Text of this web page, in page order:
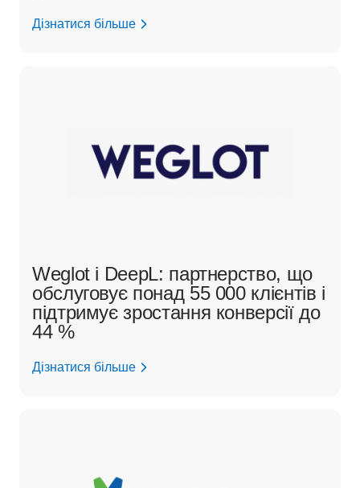
Дізнатися більше
Weglot і DeepL: партнерство, що
обслуговує понад 55 000 клієнтів і
підтримує зростання конверсії до
44 %
Дізнатися більше